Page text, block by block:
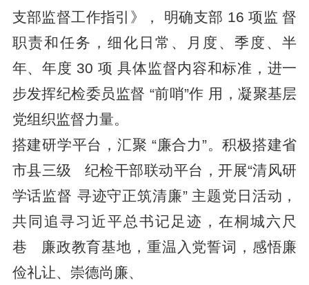
支部监督工作指引》， 明确支部 16 项监 督
职责和任务，细化日常、月度、季度、半
年、年度 30 项 具体监督内容和标准，进一
步发挥纪检委员监督 “前哨”作 用，凝聚基层
党组织监督力量。
搭建研学平台，汇聚 “廉合力”。积极搭建省
市县三级 纪检干部联动平台，开展“清风研
学话监督 寻迹守正筑清廉” 主题党日活动，
共同追寻习近平总书记足迹，在桐城六尺
巷 廉政教育基地，重温入党誓词，感悟廉
俭礼让、崇德尚廉、